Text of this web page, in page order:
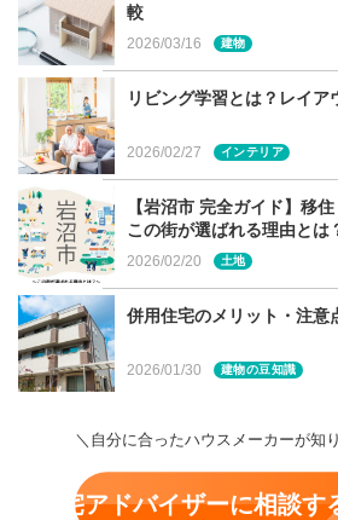
話のしやすい気さくなスタッフばか
見学へ。
宮城県・仙台市での
る相談は建てる窓口へ
「USUKO」に興味がある、もっと
方も、ぜひ「建てる窓口」へご相談
窓口」は、宮城県・仙台市など宮城
検討している方向けの無料相談窓口
す。お気軽にお問合せください。
詳しくはこちら
較
2026/03/16 建物
リビング学習とは？レイ
2026/02/27 インテリア
【岩沼市 完全ガイド】移
この街が選ばれる理由とは
2026/02/20 土地
併用住宅のメリット・注意
2026/01/30 建物の豆知識
＼自分に合ったハウスメーカーが知
住宅アドバイザーに相談す